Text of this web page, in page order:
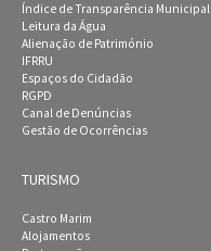
Índice de Transparência Municipal
Leitura da Água
Alienação de Património
IFRRU
Espaços do Cidadão
RGPD
Canal de Denúncias
Gestão de Ocorrências
TURISMO
Castro Marim
Alojamentos